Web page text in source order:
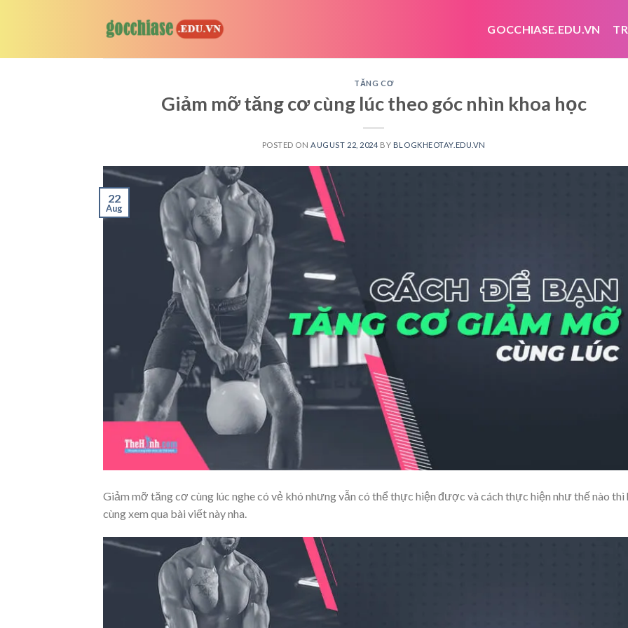
GOCCHIASE.EDU.VN
TĂNG CƠ
Giảm mỡ tăng cơ cùng lúc theo góc nhìn khoa học
POSTED ON AUGUST 22, 2024 BY BLOGKHEOTAY.EDU.VN
22
Aug
Giảm mỡ tăng cơ cùng lúc nghe có vẻ khó nhưng vẫn có thể thực hiện được và cách thực hiện như thế nào thì
cùng xem qua bài viết này nha.